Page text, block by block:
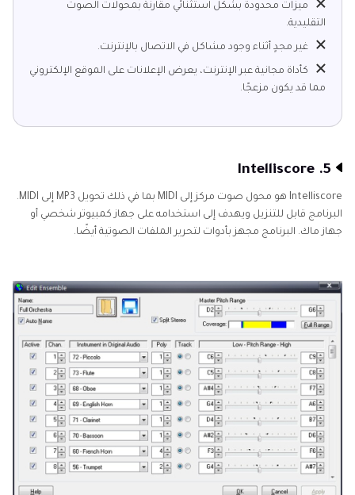
ميزات محدودة بشكل استثنائي مقارنة بمحولات الصوت
التقليدية.
غير مجدٍ أثناء وجود مشاكل في الاتصال بالإنترنت.
كأداة مجانية عبر الإنترنت، يعرض الإعلانات على الموقع الإلكتروني
مما قد يكون مزعجًا.
5. Intelliscore
Intelliscore هو محول صوت مركز إلى MIDI بما في ذلك تحويل MP3 إلى MIDI.
البرنامج قابل للتنزيل ويهدف إلى استخدامه على جهاز كمبيوتر شخصي أو
جهاز ماك. البرنامج مجهز بأدوات لتحرير الملفات الصوتية أيضًا.